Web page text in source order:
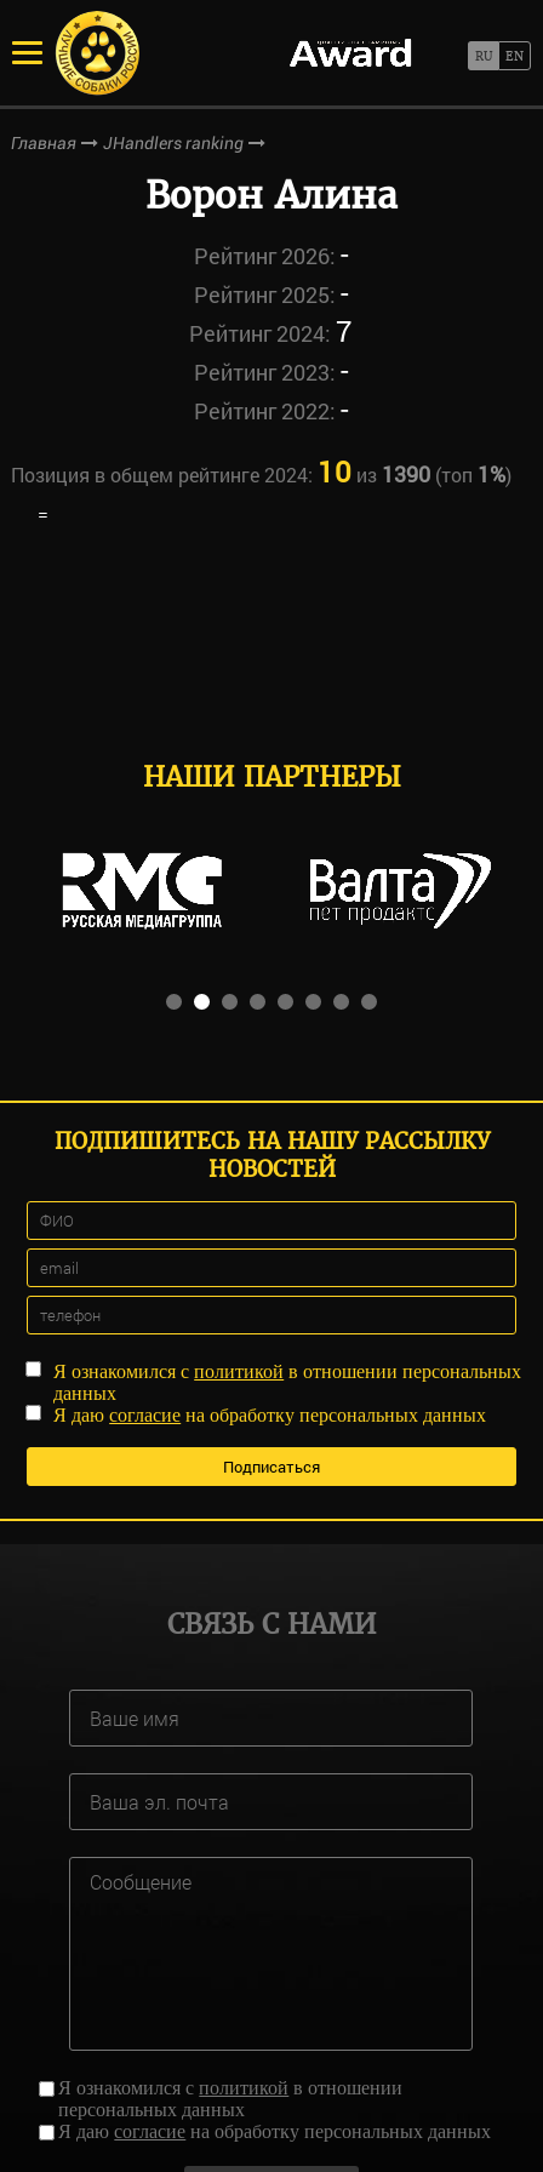
Главная JHandlers ranking
Ворон Алина
Рейтинг 2026: -
Рейтинг 2025: -
Рейтинг 2024: 7
Рейтинг 2023: -
Рейтинг 2022: -
Позиция в общем рейтинге 2024: 10из 1390(топ 1%)
=
НАШИ ПАРТНЕРЫ
ПОДПИШИТЕСЬ НА НАШУ РАССЫЛКУ
НОВОСТЕЙ
Я ознакомился сполитикой в отношении персональных
данных
Я даюсогласие на обработку персональных данных
СВЯЗЬ С НАМИ
Я ознакомился сполитикой в отношении
персональных данных
Я даюсогласие на обработку персональных данных